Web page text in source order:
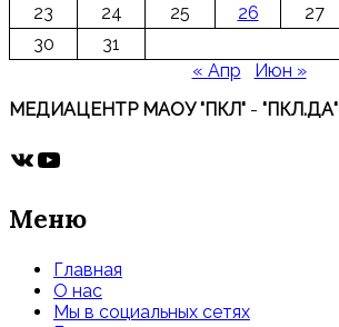
23
24 25 26 27
30
31
« Апр
Июн »
МЕДИАЦЕНТР МАОУ "ПКЛ" - "ПКЛ.ДА"
ВКонтакте
YouTube
Меню
Главная
О нас
Мы в социальных сетях